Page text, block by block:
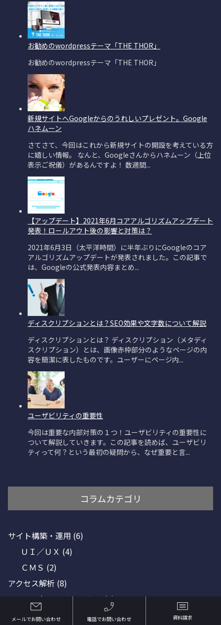
コラムカテゴリ
サイト構築・運用 (6)
ＵＩ／ＵＸ (4)
ＣＭＳ (2)
アクセス解析 (8)
Googleアナリティクス(6)
サーチコンソール
(1)
メールでお問い合わせ 電話でお問い合わせ 資料請求